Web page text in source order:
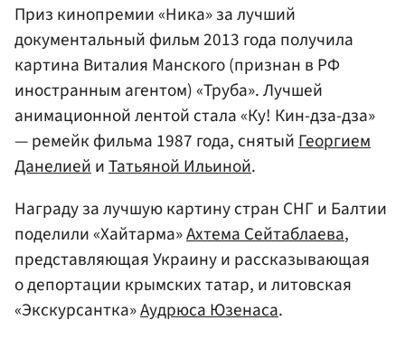
Приз кинопремии «Ника» за лучший
документальный фильм 2013 года получила
картина Виталия Манского (признан в РФ
иностранным агентом) «Труба». Лучшей
анимационной лентой стала «Ку! Кин-дза-дза»
— ремейк фильма 1987 года, снятыйГеоргием
ДанелиейиТатьяной Ильиной.
Награду за лучшую картину стран СНГ и Балтии
поделили «Хайтарма»Ахтема Сейтаблаева,
представляющая Украину и рассказывающая
о депортации крымских татар, и литовская
«Экскурсантка»Аудрюса Юзенаса.